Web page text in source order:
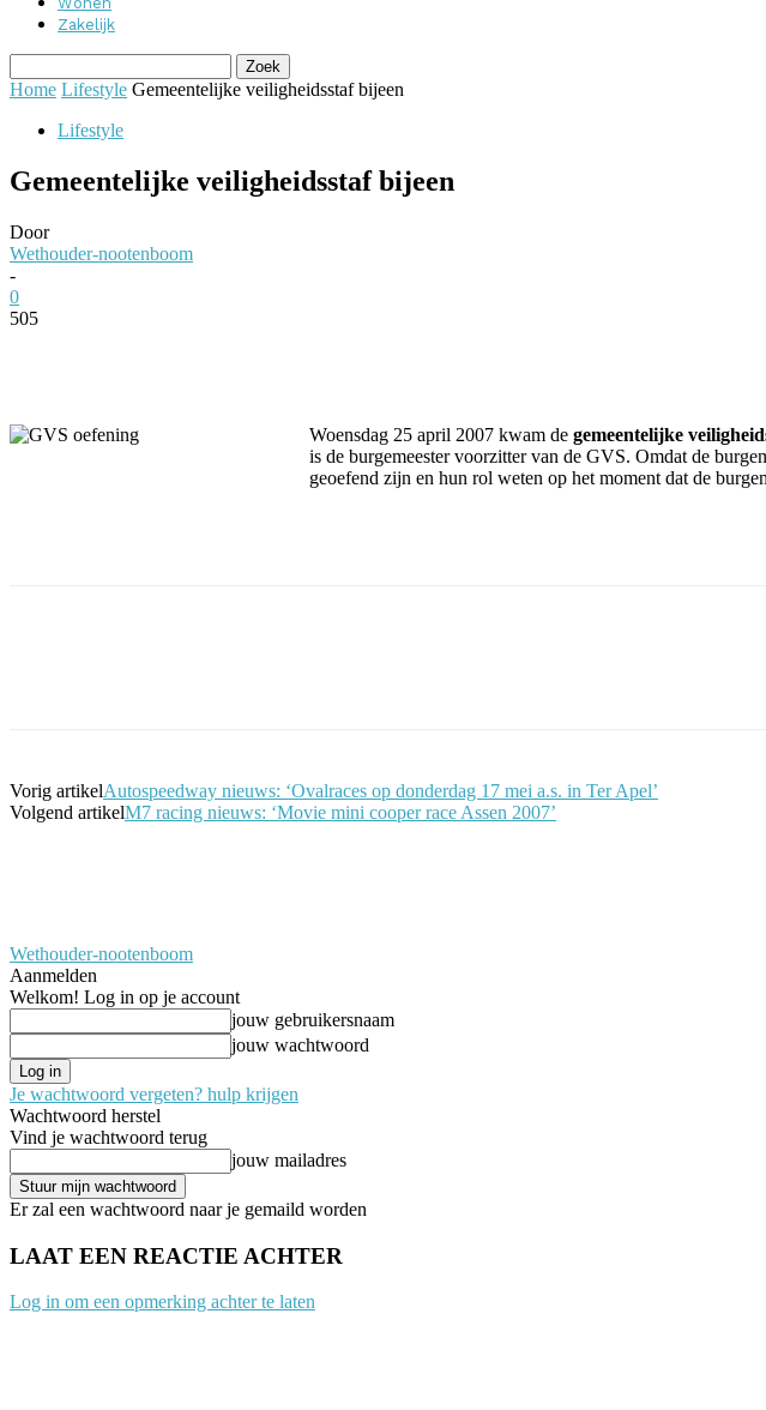
Zakelijk
Home Lifestyle Gemeentelijke veiligheidsstaf bijeen
Lifestyle
Gemeentelijke veiligheidsstaf bijeen
Door
Wethouder-nootenboom
-
0
505
Woensdag 25 april 2007 kwam de gemeentelijke
is de burgemeester voorzitter van de GVS. Omdat de
geoefend zijn en hun rol weten op het moment dat de
Vorig artikelAutospeedway nieuws: ‘Ovalraces op donderdag 17 mei a.s. in Ter Apel’
Volgend artikelM7 racing nieuws: ‘Movie mini cooper race Assen 2007’
Wethouder-nootenboom
Aanmelden
Welkom! Log in op je account
jouw gebruikersnaam
jouw wachtwoord
Je wachtwoord vergeten? hulp krijgen
Wachtwoord herstel
Vind je wachtwoord terug
jouw mailadres
Er zal een wachtwoord naar je gemaild worden
LAAT EEN REACTIE ACHTER
Log in om een opmerking achter te laten